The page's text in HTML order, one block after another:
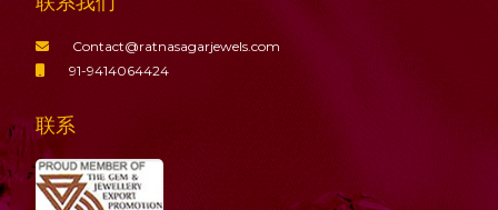
Contact@ratnasagarjewels.com
91-9414064424
联系